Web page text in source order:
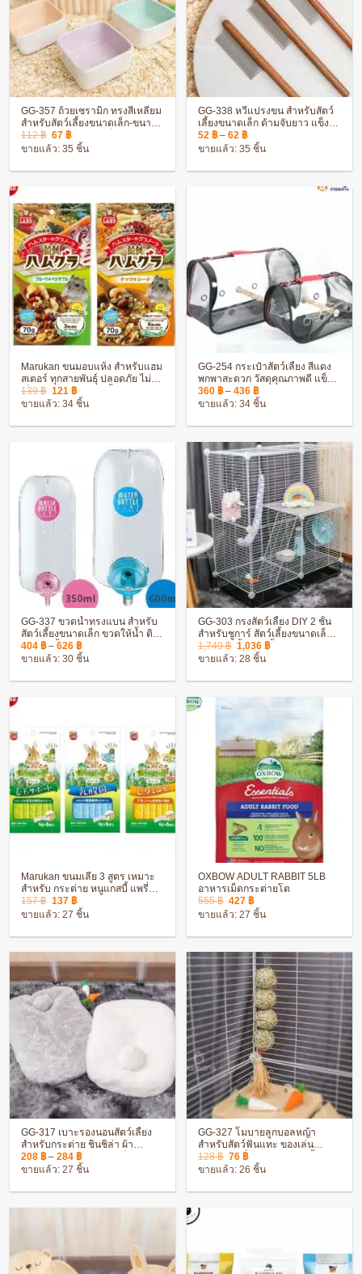
GG-357 ถ้วยเซรามิก ทรงสี่เหลี่ยม
สำหรับสัตว์เลี้ยงขนาดเล็ก-ขนาด
กลาง เซรามิกหนา แข็งแรง
112฿ Original
price
was:
67 ฿Current
price
is:
ขายแล้ว: 35 ชิ้น
GG-338 หวีแปรงขน สำหรับสัตว์
เลี้ยงขนาดเล็ก ด้ามจับยาว แข็ง
แรง ทนทาน
52 ฿ – 62 ฿Price
range:
52 ฿
62 ฿
ขายแล้ว: 35 ชิ้น
Marukan ขนมอบแห้ง สำหรับแฮม
สเตอร์ ทุกสายพันธุ์ ปลอดภัย ไม่
เป็นอันตรายต่อสัตว์เลี้ยง
139฿ Original
price
was:
121 ฿Current
price
is:
ขายแล้ว: 34 ชิ้น
GG-254 กระเป๋าสัตว์เลี้ยง สีแดง
พกพาสะดวก วัสดุคุณภาพดี แข็ง
แรง ทนทาน
360 ฿ – 436 ฿Price
range:
360 ฿
436 ฿
ขายแล้ว: 34 ชิ้น
GG-337 ขวดน้ำทรงแบน สำหรับ
สัตว์เลี้ยงขนาดเล็ก ขวดให้น้ำ ติด
กรง ติดตั้งง่าย
404 ฿ – 626 ฿Price
range:
404 ฿
626 ฿
ขายแล้ว: 30 ชิ้น
GG-303 กรงสัตว์เลี้ยง DIY 2 ชั้น
สำหรับชูการ์ สัตว์เลี้ยงขนาดเล็ก
กรงสัตว์เลี้ยง ติดตั้ง ประกอบง่าย
1,749฿ Original
price
was:
1,036 ฿Current
ขายแล้ว: 28 ชิ้น
Marukan ขนมเลีย 3 สูตร เหมาะ
สำหรับ กระต่าย หนูแกสบี้ แพรี่ด็
อก
157฿ Original
price
was:
137 ฿Current
price
is:
ขายแล้ว: 27 ชิ้น
OXBOW ADULT RABBIT 5LB
อาหารเม็ดกระต่ายโต
555฿ Original
price
was:
427 ฿Current
price
is:
ขายแล้ว: 27 ชิ้น
GG-317 เบาะรองนอนสัตว์เลี้ยง
สำหรับกระต่าย ชินชิล่า ผ้า
คุณภาพดี สัมผัสนุ่ม ไม่แข็ง
208 ฿ – 284 ฿Price
range:
208 ฿
284 ฿
ขายแล้ว: 27 ชิ้น
GG-327 โมบายลูกบอลหญ้า
สำหรับสัตว์ฟันแทะ ของเล่น
กระต่าย กลิ่นหญ้าหอม ติดตั้งง่าย
128฿ Original
price
was:
76 ฿Current
price
is:
ขายแล้ว: 26 ชิ้น